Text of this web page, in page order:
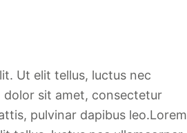
Ut elit tellus, luctus nec
dolor sit amet, consectetur
pulvinar dapibus leo.Lorem